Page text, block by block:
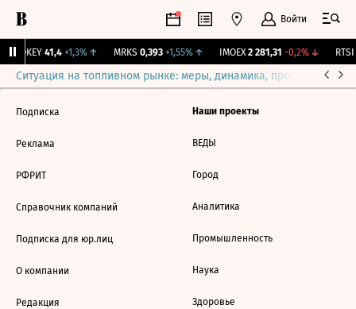
Войти
OKEY 41,4 +1,3%↑ MRKS 0,393 +1,55%↑ IMOEX 2 281,31 -0,2%↓ RTSI
Ситуация на топливном рынке: меры, динамика, прогнозы
Подписка
Реклама
РФРИТ
Справочник компаний
Подписка для юр.лиц
О компании
Редакция
Наши проекты
ВЕДЫ
Город
Аналитика
Промышленность
Наука
Здоровье